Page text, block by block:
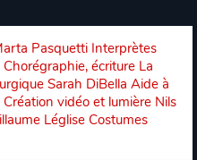
Pasquetti Interprètes
écriture La
Sarah DiBella Aide à
vidéo et lumière Nils
Léglise Costumes